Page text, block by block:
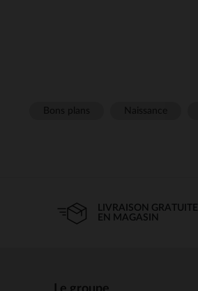
LIVRAISON GRATUITE
EN MAGASIN